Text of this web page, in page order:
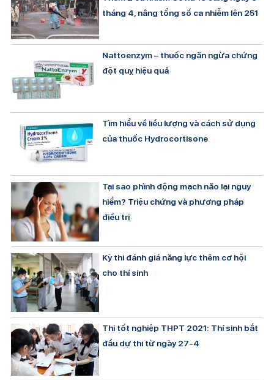
tháng 4, nâng tổng số ca nhiễm lên 251
Nattoenzym – thuốc ngăn ngừa chứng
đột quỵ hiệu quả
Tìm hiểu về liều lượng và cách sử dụng
của thuốc Hydrocortisone
Tại sao phình động mạch não lại nguy
hiểm? Triệu chứng và phương pháp
điều trị
Kỳ thi đánh giá năng lực thêm cơ hội
cho thí sinh
Thi tốt nghiệp THPT 2021: Thí sinh bắt
đầu dự thi từ ngày 27-4